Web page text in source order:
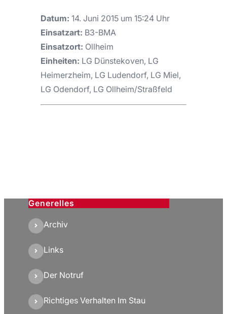
Datum: 14. Juni 2015 um 15:24 Uhr
Einsatzart: B3-BMA
Einsatzort: Ollheim
Einheiten: LG Dünstekoven, LG
Heimerzheim, LG Ludendorf, LG Miel,
LG Odendorf, LG Ollheim/Straßfeld
Generelles
Archiv
Links
Der Notruf
Richtiges Verhalten Im Stau